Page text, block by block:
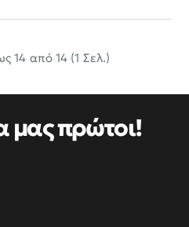
14 από 14 (1 Σελ.)
μας πρώτοι!